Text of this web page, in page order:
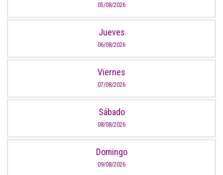
05/08/2026
Jueves
06/08/2026
Viernes
07/08/2026
Sábado
08/08/2026
Domingo
09/08/2026